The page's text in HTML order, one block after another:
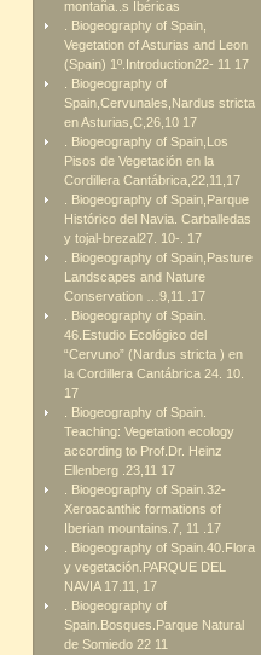
montaña..s Ibéricas
. Biogeography of Spain,
Vegetation of Asturias and Leon
(Spain) 1º.Introduction22- 11 17
. Biogeography of
Spain,Cervunales,Nardus stricta
en Asturias,C,26,10 17
. Biogeography of Spain,Los
Pisos de Vegetación en la
Cordillera Cantábrica,22,11,17
. Biogeography of Spain,Parque
Histórico del Navia. Carballedas
y tojal-brezal27. 10-. 17
. Biogeography of Spain,Pasture
Landscapes and Nature
Conservation …9,11 .17
. Biogeography of Spain.
46.Estudio Ecológico del
“Cervuno” (Nardus stricta ) en
la Cordillera Cantábrica 24. 10.
17
. Biogeography of Spain.
Teaching: Vegetation ecology
according to Prof.Dr. Heinz
Ellenberg .23,11 17
. Biogeography of Spain.32-
Xeroacanthic formations of
Iberian mountains.7, 11 .17
. Biogeography of Spain.40.Flora
y vegetación.PARQUE DEL
NAVIA 17.11, 17
. Biogeography of
Spain.Bosques.Parque Natural
de Somiedo 22 11